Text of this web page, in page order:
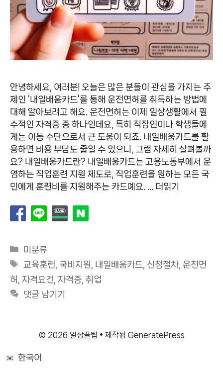
안녕하세요, 여러분! 오늘은 많은 분들이 관심을 가지는 주
제인 ‘내일배움카드’를 통해 운전면허를 취득하는 방법에
대해 알아보려고 해요. 운전면허는 이제 일상생활에서 필
수적인 자격증 중 하나인데요, 특히 직장인이나 학생들에
게는 이동 수단으로서 큰 도움이 되죠. 내일배움카드를 활
용하면 비용 부담도 줄일 수 있으니, 그럼 자세히 살펴볼까
요? 내일배움카드란? 내일배움카드는 고용노동부에서 운
영하는 직업훈련 지원 제도로, 직업훈련을 원하는 모든 국
민에게 훈련비를 지원해주는 카드예요. …
더읽기
카
테
리
미분류
태
그
교육훈련 국비지원 내일배움카드 신청절차, 운전면
허
자격요건 자격증 취업
댓글 남기기
© 2026 일상꿀팁 • 제작됨 GeneratePress
한국어